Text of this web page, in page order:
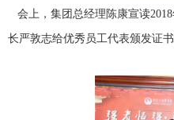
会上，集团总经理陈康宣读2018
长严敦志给优秀员工代表颁发证书